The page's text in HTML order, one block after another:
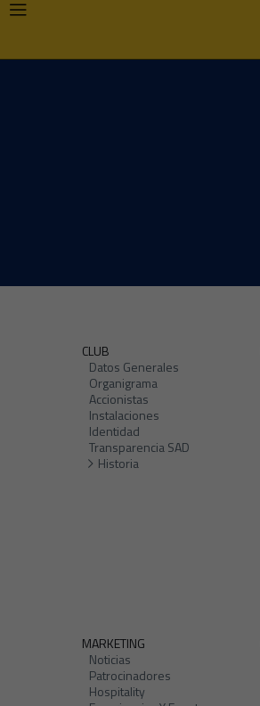
CLUB
Datos Generales
Organigrama
Accionistas
Instalaciones
Identidad
Transparencia SAD
Historia
MARKETING
Noticias
Patrocinadores
Hospitality